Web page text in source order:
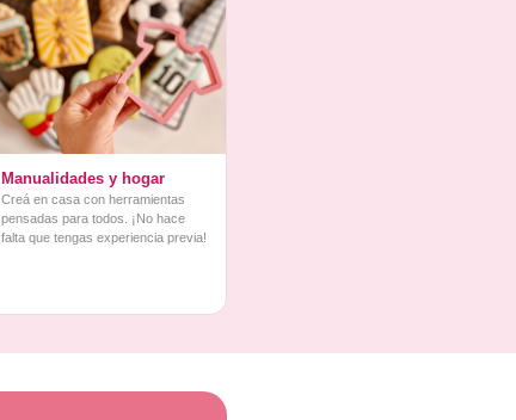
Manualidades y hogar
Creá en casa con herramientas
pensadas para todos. ¡No hace
falta que tengas experiencia previa!